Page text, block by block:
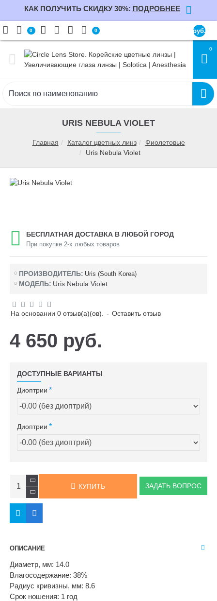
КАК ПОЛУЧИТЬ СКИДКУ 30%: ПОДРОБНЕЕ
0 0 руб.
0
Главная Каталог цветных линз
Фиолетовые
Uris Nebula Violet
URIS NEBULA VIOLET
БЕСПЛАТНАЯ ДОСТАВКА В ЛЮБОЙ ГОРОД
При покупке 2-х любых товаров
ПРОИЗВОДИТЕЛЬ: Uris (South Korea)
МОДЕЛЬ: Uris Nebula Violet
На основании 0 отзыв(а)(ов). - Оставить отзыв
4 650 руб.
ДОСТУПНЫЕ ВАРИАНТЫ
Диоптрии
Диоптрии
КУПИТЬ ЗАДАТЬ ВОПРОС
ОПИСАНИЕ
Диаметр, мм: 14.0
Влагосодержание: 38%
Радиус кривизны, мм: 8.6
Cрок ношения: 1 год